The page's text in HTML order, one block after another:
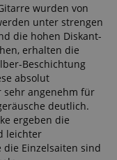
wurden von
unter strengen
die hohen Diskant-
erhalten die
Beschichtung
absolut
sehr angenehm für
deutlich.
ergeben die
leichter
die Einzelsaiten sind